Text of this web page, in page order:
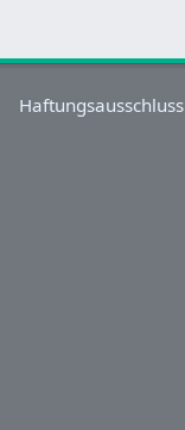
Haftungsausschluss